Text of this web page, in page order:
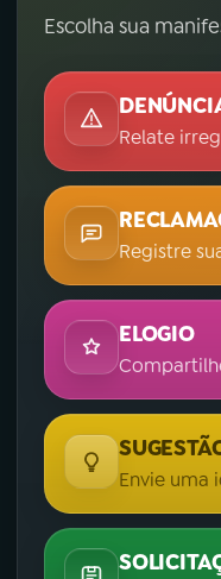
Escolha sua
Relate
Registre
ELOGIO
Envie uma